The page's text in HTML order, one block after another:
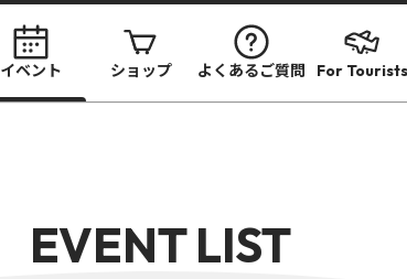
イベント ショップ よくあるご質問 For Tourists
EVENT LIST